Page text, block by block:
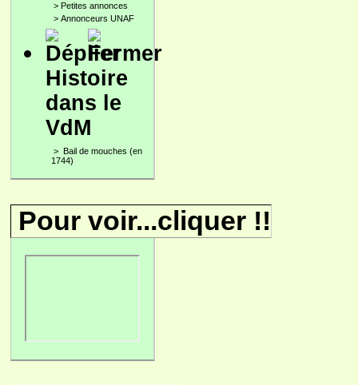
> Petites annonces
> Annonceurs UNAF
Histoire
dans le
VdM
> Bail de mouches (en
1744)
Pour voir...cliquer !!